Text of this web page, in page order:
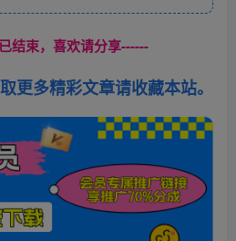
结束，喜欢请分享------
更多精彩文章请收藏本站。